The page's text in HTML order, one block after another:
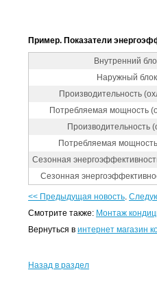
Пример. Показатели
Внутренний
Наружный
Производительность
Потребляемая мощность
Производительность
Потребляемая
Сезонная
Сезонная
<< Предыдущая новость.
Смотрите также: Монтаж
Вернуться в интернет магазин
Назад в раздел